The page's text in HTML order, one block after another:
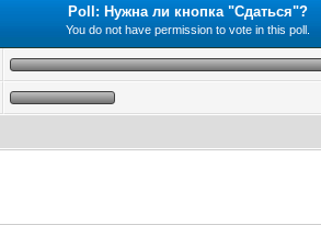
Poll: Нужна ли кнопка "Сдаться"?
You do not have permission to vote in this poll.